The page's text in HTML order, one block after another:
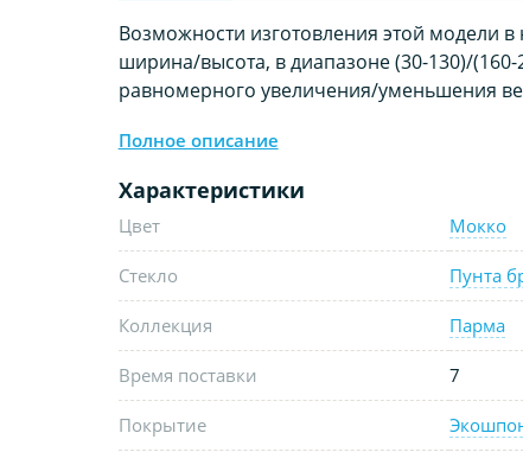
Возможности изготовления этой модели
ширина/высота, в диапазоне (30-130)/(160-
равномерного увеличения/уменьшения
Полное описание
Характеристики
Цвет Мокко
Стекло Пунта
Коллекция Парма
Время поставки 7
Покрытие